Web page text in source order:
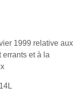
1999 relative aux
et à la